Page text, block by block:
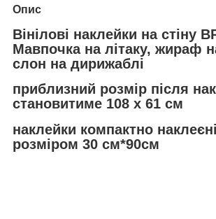
Опис
Вінілові наклейки на стіну
Мавпочка на літаку, жираф
слон на дирижаблі
приблизний розмір після
становитиме 108 х 61 см
наклейки компактно
розміром 30 см*90см